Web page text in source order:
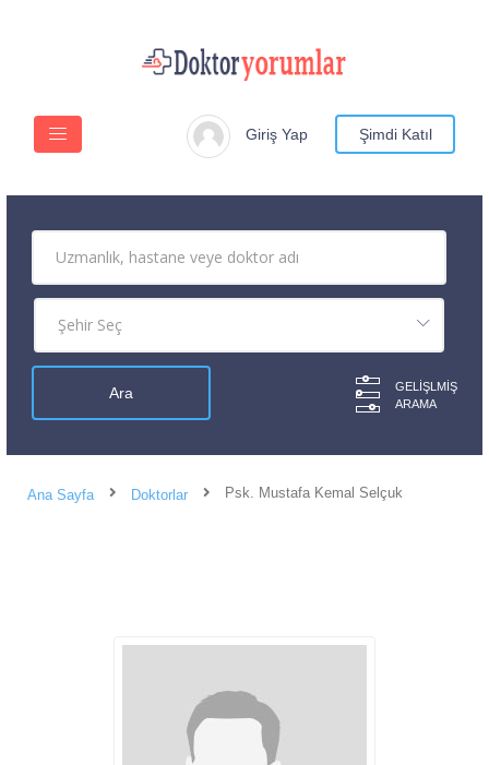
Giriş Yap Şimdi Katıl
GELIŞLMIŞ
ARAMA
Ana Sayfa Doktorlar Psk. Mustafa Kemal Selçuk